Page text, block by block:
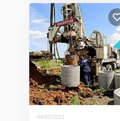
04/02/2021